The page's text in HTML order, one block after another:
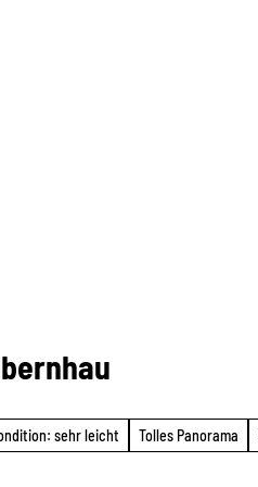
sehr leicht Tolles Panorama